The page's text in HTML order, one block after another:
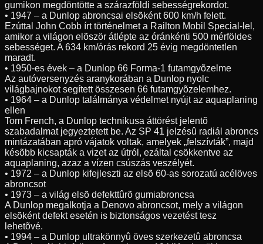
gumikon megdöntötte a szárazföldi sebességrekordot.
• 1947 – a Dunlop abroncsai elsõként 600 km/h felett.
Ezúttal John Cobb írt történelmet a Railton Mobil Special-lel,
amikor a világon elõször átlépte az óránkénti 500 mérföldes
sebességet. A 634 km/órás rekord 25 évig megdöntetlen
maradt.
• 1950-es évek – a Dunlop 66 Forma-1 futamgyõzelme
Az autóversenyzés aranykorában a Dunlop nyolc
világbajnokot segített összesen 66 futamgyõzelemhez.
• 1964 – a Dunlop találmánya védelmet nyújt az aquaplaning
ellen
Tom French, a Dunlop technikusa áttörést jelentõ
szabadalmat jegyeztetett be. Az SP 41 jelzésû radiál abroncs
mintázatában apró vájatok voltak, amelyek „felszívták”, majd
késõbb kicsapták a vizet az útról, ezáltal csökkentve az
aquaplaning, azaz a vízen csúszás veszélyét.
• 1972 – a Dunlop kifejleszti az elsõ 60-as sorozatú acélöves
abroncsot
• 1973 – a világ elsõ defekttûrõ gumiabroncsa
A Dunlop megalkotja a Denovo abroncsot, mely a világon
elsõként defekt esetén is biztonságos vezetést tesz
lehetõvé.
• 1994 – a Dunlop ultrakönnyû öves szerkezetû abroncsa